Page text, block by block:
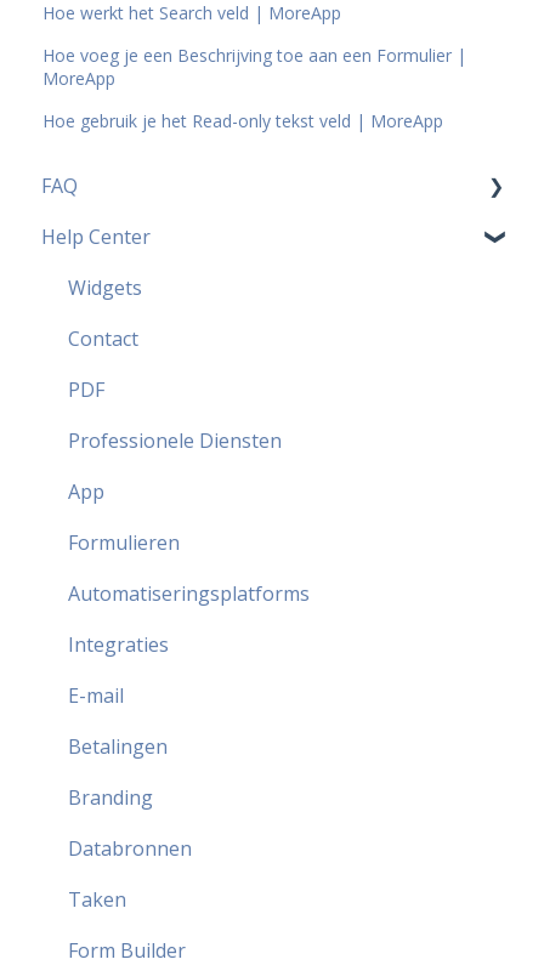
Hoe werkt het Search veld | MoreApp
Hoe voeg je een Beschrijving toe aan een Formulier |
MoreApp
Hoe gebruik je het Read-only tekst veld | MoreApp
FAQ
Prijzen FAQ
Meest populaire FAQ
Security FAQ
Partner FAQ
Help Center
Widgets
Contact
PDF
Professionele Diensten
App
Formulieren
Automatiseringsplatforms
Integraties
E-mail
Betalingen
Branding
Databronnen
Taken
Form Builder